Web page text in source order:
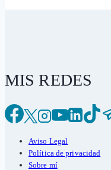
MIS REDES
Aviso Legal
Política de privacidad
Sobre mí